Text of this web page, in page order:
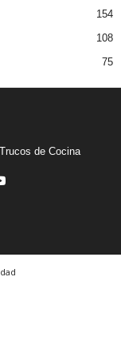
154
108
75
de Cocina